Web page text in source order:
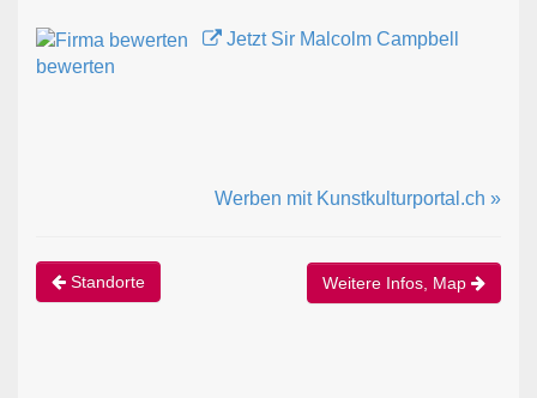
Jetzt Sir Malcolm Campbell
bewerten
Werben mit Kunstkulturportal.ch »
Standorte Weitere Infos, Map